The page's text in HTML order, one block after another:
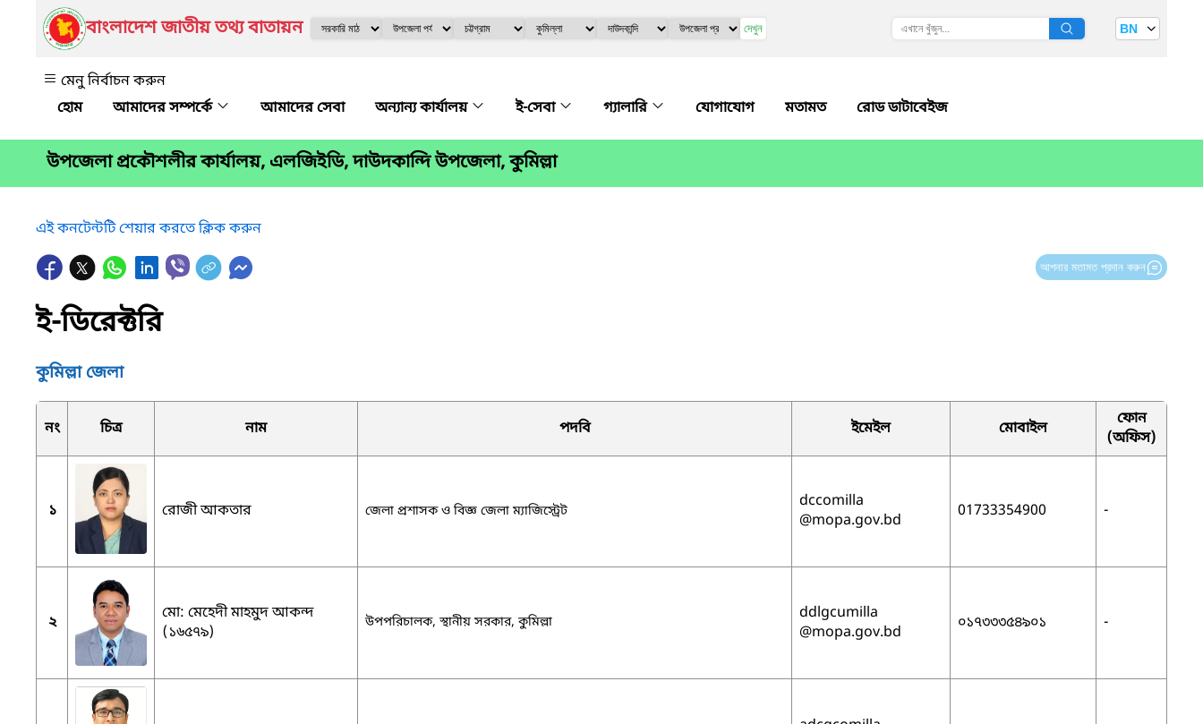
বাংলাদেশ জাতীয় তথ্য বাতায়ন দেখুন BN
মেনু নির্বাচন করুন
আমাদের সম্পর্কে
আমাদের সেবা অন্যান্য কার্যালয় ই-সেবা গ্যালারি যোগাযোগ মতামত রোড ডাটাবেইজ
উপজেলা প্রকৌশলীর কার্যালয়, এলজিইডি, দাউদকান্দি উপজেলা, কুমিল্লা
এই কনটেন্টটি শেয়ার করতে ক্লিক করুন
আপনার মতামত প্রদান করুন
ই-ডিরেক্টরি
কুমিল্লা জেলা
নং চিত্র নাম পদবি ইমেইল মোবাইল
ফোন
(অফিস)
১ রোজী আকতার জেলা প্রশাসক ও বিজ্ঞ জেলা ম্যাজিস্ট্রেট
dccomilla
@mopa.gov.bd
01733354900 -
২
মো: মেহেদী মাহমুদ আকন্দ
(১৬৫৭৯)
উপপরিচালক, স্থানীয় সরকার, কুমিল্লা
ddlgcumilla
@mopa.gov.bd
০১৭৩৩৩৫৪৯০১ -